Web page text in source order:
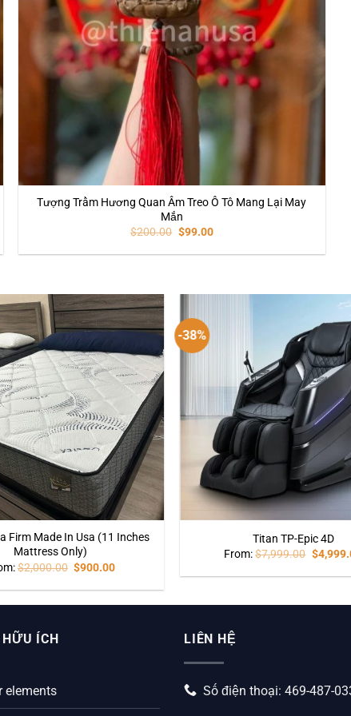
Tượng Trầm Hương Quan Âm Treo Ô Tô Mang Lại May
Mắn
$200.00 $99.00
Firm Made In Usa (11 Inches
Mattress Only)
$2,000.00 $900.00
-38%
Titan TP-Epic 4D
From: $7,999.00 $
ÍCH
elements
LIÊN HỆ
Số điện thoại: 469-487-